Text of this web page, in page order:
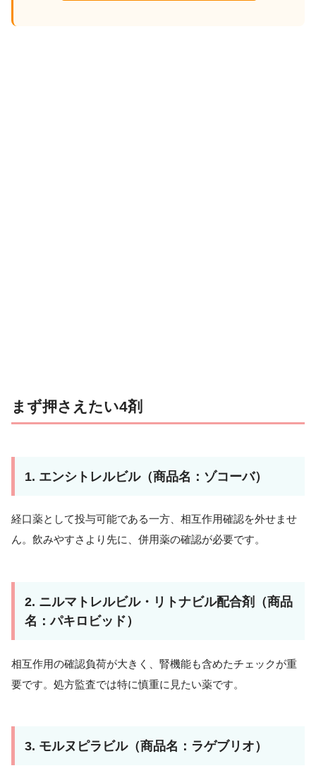
まず押さえたい4剤
1. エンシトレルビル（商品名：ゾコーバ）
経口薬として投与可能である一方、相互作用確認を外せませ
ん。飲みやすさより先に、併用薬の確認が必要です。
2. ニルマトレルビル・リトナビル配合剤（商品
名：パキロビッド）
相互作用の確認負荷が大きく、腎機能も含めたチェックが重
要です。処方監査では特に慎重に見たい薬です。
3. モルヌピラビル（商品名：ラゲブリオ）